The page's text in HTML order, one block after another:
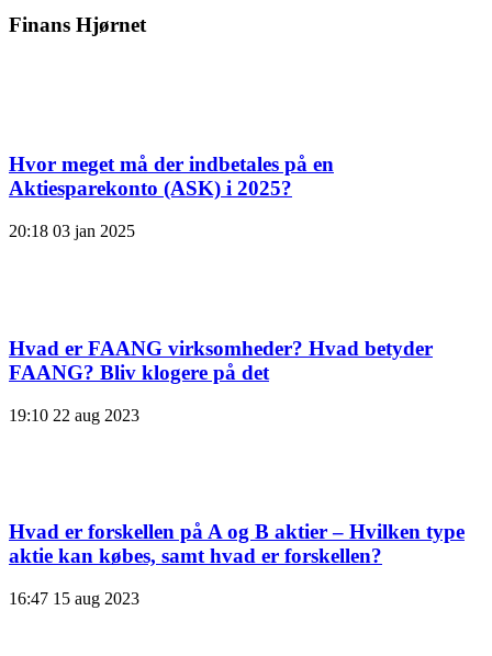
Finans Hjørnet
Hvor meget må der indbetales på en
Aktiesparekonto (ASK) i 2025?
20:18 03 jan 2025
Hvad er FAANG virksomheder? Hvad betyder
FAANG? Bliv klogere på det
19:10 22 aug 2023
Hvad er forskellen på A og B aktier – Hvilken type
aktie kan købes, samt hvad er forskellen?
16:47 15 aug 2023